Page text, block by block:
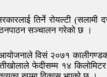
तिर्ने रोयल्टी
सञ्चालन गरेको छ ।
विसं २०७१
फेदीसम्म १४